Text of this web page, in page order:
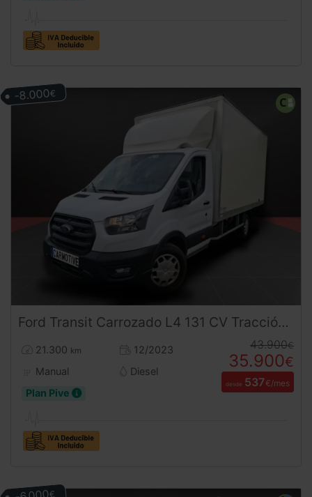
Ford Transit Carrozado L4 131 CV Tracción Trasera
21.300 km
12/2023
Manual
Diesel
Plan Pive
43.900€
35.900€
desde 537€/mes
-8.000€
€